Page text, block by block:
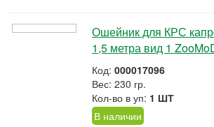
Ошейник для КРС
1,5 метра вид 1
Код: 000017096
Вес: 230 гр.
Кол-во в уп: 1 ШТ
В наличии